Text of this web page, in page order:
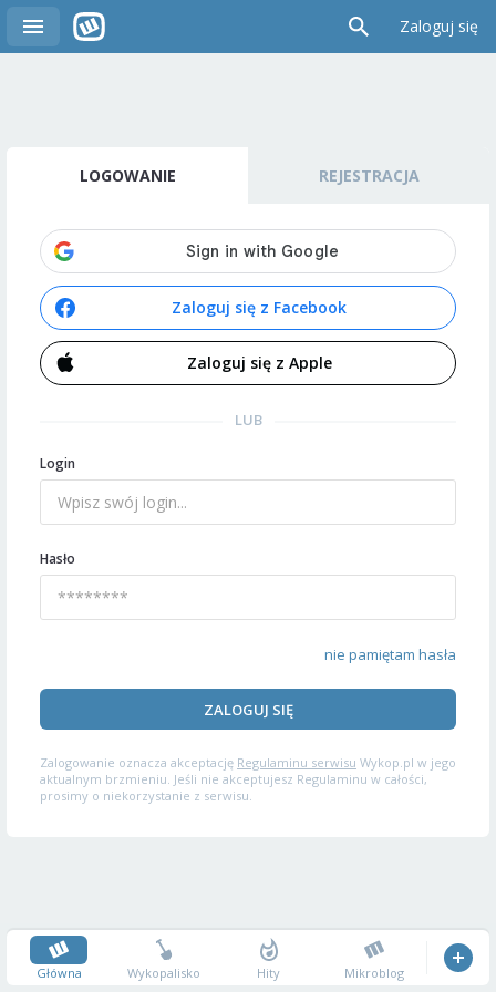
Zaloguj się
LOGOWANIE REJESTRACJA
Zaloguj się z Facebook
Zaloguj się z Apple
LUB
Login
Hasło
nie pamiętam hasła
ZALOGUJ SIĘ
Zalogowanie oznacza akceptację Regulaminu serwisu Wykop.pl w jego
aktualnym brzmieniu. Jeśli nie akceptujesz Regulaminu w całości,
prosimy o niekorzystanie z serwisu.
Główna Wykopalisko Hity Mikroblog